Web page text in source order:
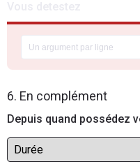
6. En complément
Depuis quand possédez